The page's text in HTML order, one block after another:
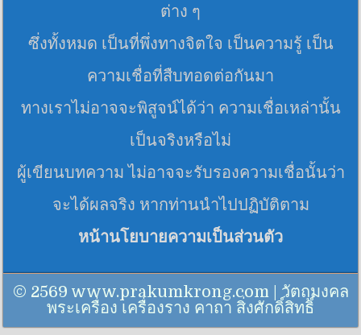
ต่าง ๆ
ซึ่งทั้งหมด เป็นที่พึ่งทางจิตใจ เป็นความรู้ เป็น
ความเชื่อที่สืบทอดต่อกันมา
ทางเราไม่อาจจะพิสูจน์ได้ว่า ความเชื่อเหล่านั้น
เป็นจริงหรือไม่
ผู้เขียนบทความ ไม่อาจจะรับรองความเชื่อนั้นว่า
จะได้ผลจริง หากท่านนำไปปฏิบัติตาม
หน้านโยบายความเป็นส่วนตัว
© 2569 www.prakumkrong.com | วัตถุมงคล
พระเครื่อง เครื่องราง คาถา สิ่งศักดิ์สิทธิ์